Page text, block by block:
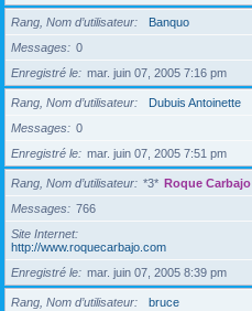
Rang, Nom d’utilisateur
Banquo
Messages
0
Enregistré le
mar. juin 07, 2005 7:16 pm
Rang, Nom d’utilisateur
Dubuis Antoinette
Messages
0
Enregistré le
mar. juin 07, 2005 7:51 pm
Rang, Nom d’utilisateur *3* Roque Carbajo
Messages
766
Site Internet
http://www.roquecarbajo.com
Enregistré le
mar. juin 07, 2005 8:39 pm
Rang, Nom d’utilisateur
bruce